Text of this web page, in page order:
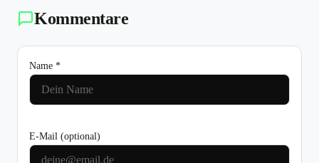
Kommentare
Name *
E-Mail (optional)